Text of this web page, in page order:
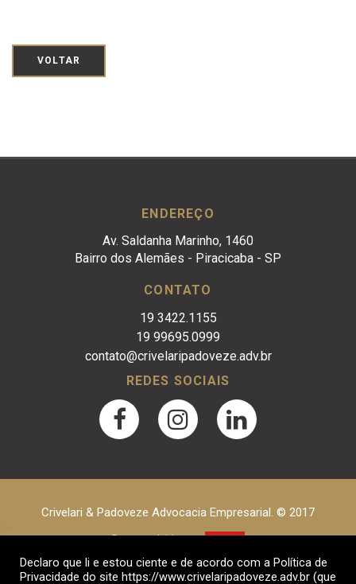
VOLTAR
ENDEREÇO
Av. Saldanha Marinho, 1460
Bairro dos Alemães - Piracicaba - SP
CONTATO
19 3422.1155
19 99695.0999
contato@crivelaripadoveze.adv.br
REDES SOCIAIS
Crivelari & Padoveze Advocacia Empresarial. © 2017
Desenvolvido por
Declaro que li e estou ciente e de acordo com a Política de
Privacidade do site https://www.crivelaripadoveze.adv.br (que